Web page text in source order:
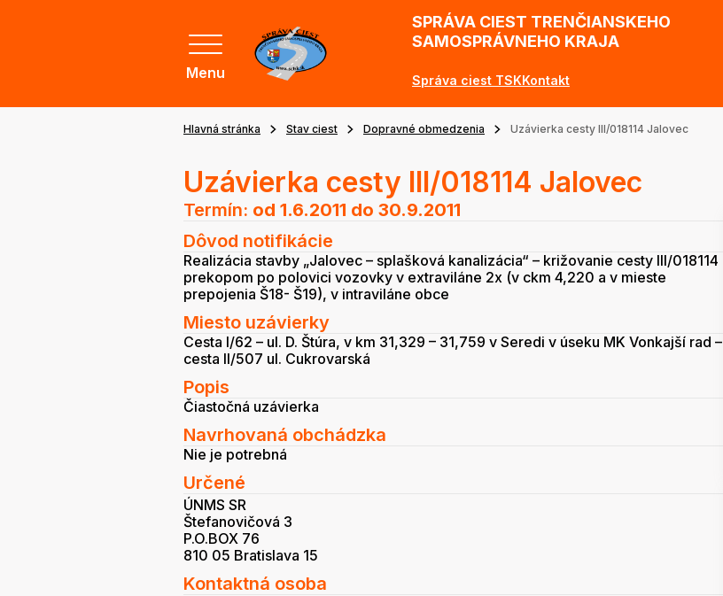
Menu
SPRÁVA CIEST TRENČIANSKEHO
SAMOSPRÁVNEHO KRAJA
Správa ciest TSKKontakt
Hlavná stránka Stav ciest Dopravné obmedzenia Uzávierka cesty III/018114 Jalovec
Uzávierka cesty III/018114 Jalovec
Termín: od 1.6.2011 do 30.9.2011
Dôvod notifikácie
Realizácia stavby „Jalovec – splašková kanalizácia“ – križovanie cesty III/018114
prekopom po polovici vozovky v extraviláne 2x (v ckm 4,220 a v mieste
prepojenia Š18- Š19), v intraviláne obce
Miesto uzávierky
Cesta I/62 – ul. D. Štúra, v km 31,329 – 31,759 v Seredi v úseku MK Vonkajší rad –
cesta II/507 ul. Cukrovarská
Popis
Čiastočná uzávierka
Navrhovaná obchádzka
Nie je potrebná
Určené
ÚNMS SR
Štefanovičová 3
P.O.BOX 76
810 05 Bratislava 15
Kontaktná osoba